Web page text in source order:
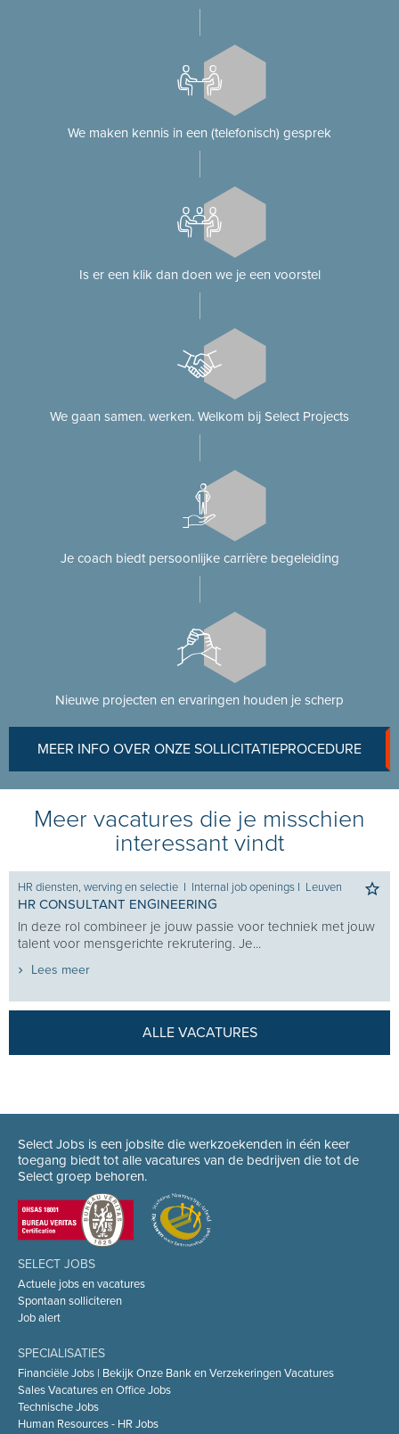
We maken kennis in een (telefonisch) gesprek
Is er een klik dan doen we je een voorstel
We gaan samen. werken. Welkom bij Select Projects
Je coach biedt persoonlijke carrière begeleiding
Nieuwe projecten en ervaringen houden je scherp
MEER INFO OVER ONZE SOLLICITATIEPROCEDURE
Meer vacatures die je misschien
interessant vindt
HR diensten, werving en selectie I Internal job openings I Leuven
HR CONSULTANT ENGINEERING
In deze rol combineer je jouw passie voor techniek met jouw
talent voor mensgerichte rekrutering. Je...
Lees meer
ALLE VACATURES
Select Jobs is een jobsite die werkzoekenden in één keer
toegang biedt tot alle vacatures van de bedrijven die tot de
Select groep behoren.
SELECT JOBS
Actuele jobs en vacatures
Spontaan solliciteren
Job alert
SPECIALISATIES
Financiële Jobs | Bekijk Onze Bank en Verzekeringen Vacatures
Sales Vacatures en Office Jobs
Technische Jobs
Human Resources - HR Jobs